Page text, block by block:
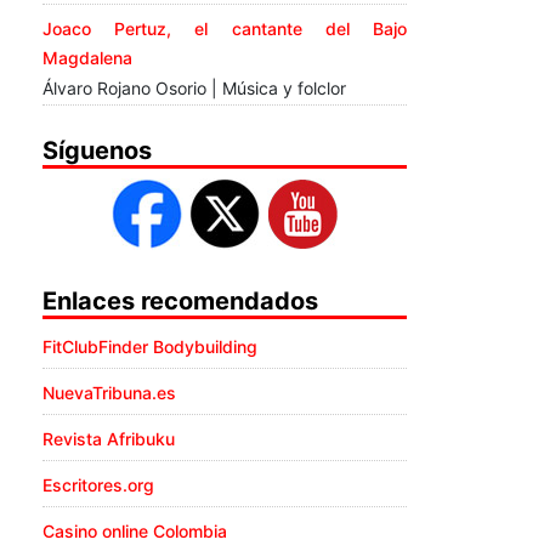
Joaco Pertuz, el cantante del Bajo
Magdalena
Álvaro Rojano Osorio | Música y folclor
Síguenos
Enlaces recomendados
FitClubFinder Bodybuilding
NuevaTribuna.es
Revista Afribuku
Escritores.org
Casino online Colombia